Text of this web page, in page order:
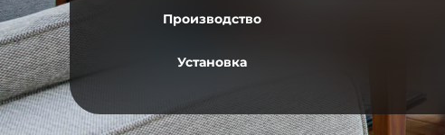
Производство
Установка